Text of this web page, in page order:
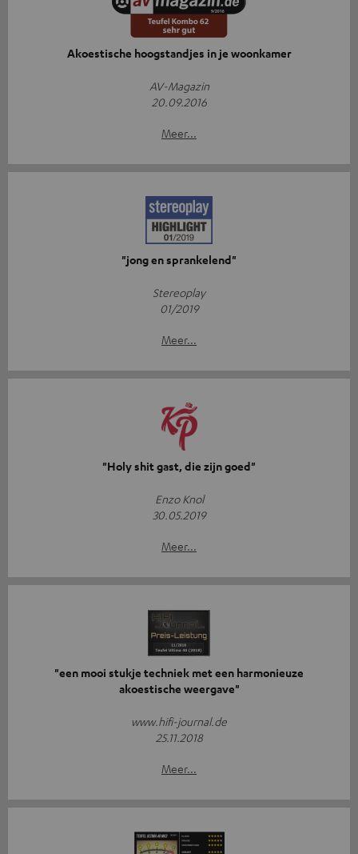
Akoestische hoogstandjes in je woonkamer
AV-Magazin
20.09.2016
Meer...
"jong en sprankelend"
Stereoplay
01/2019
Meer...
"Holy shit gast, die zijn goed"
Enzo Knol
30.05.2019
Meer...
"een mooi stukje techniek met een harmonieuze
akoestische weergave"
www.hifi-journal.de
25.11.2018
Meer...